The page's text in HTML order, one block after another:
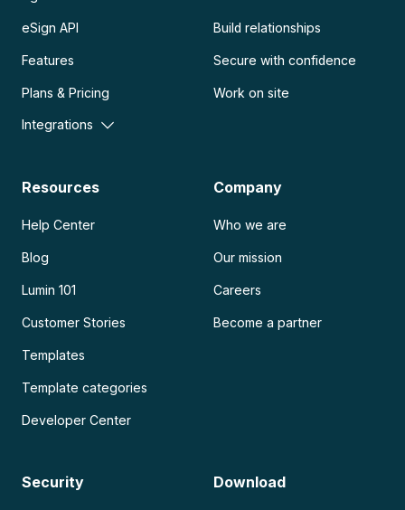
eSign API
Features
Plans & Pricing
Integrations
Build relationships
Secure with confidence
Work on site
Resources
Help Center
Blog
Lumin 101
Customer Stories
Templates
Template categories
Developer Center
Company
Who we are
Our mission
Careers
Become a partner
Security Download